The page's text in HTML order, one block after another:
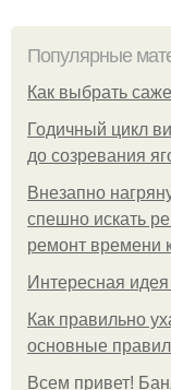
Популярные
Как выбрать
Годичный цикл
до созревания
Внезапно
спешно искать
ремонт времени
Интересная идея
Как правильно
основные
Всем привет!